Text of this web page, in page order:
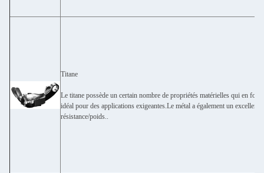
Titane
Le titane possède un certain nombre de propriétés matérielles qui en font
idéal pour des applications exigeantes.Le métal a également un excellent
résistance/poids..